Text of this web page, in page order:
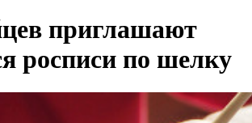
приглашают
росписи по шелку